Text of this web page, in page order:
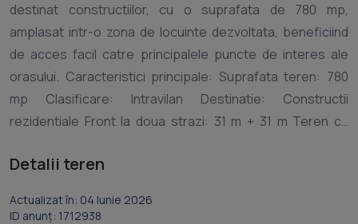
destinat constructiilor, cu o suprafata de 780 mp,
amplasat intr-o zona de locuinte dezvoltata, beneficiind
de acces facil catre principalele puncte de interes ale
orasului. Caracteristici principale: Suprafata teren: 780
mp Clasificare: Intravilan Destinatie: Constructii
rezidentiale Front la doua strazi: 31 m + 31 m Teren cu
Iluminat public stradal Mijloace de transport in comun in
Pozitionarea avantajoasa si deschiderea generoasa la
Detalii teren
Actualizat în: 04 Iunie 2026
ID anunț: 1712938